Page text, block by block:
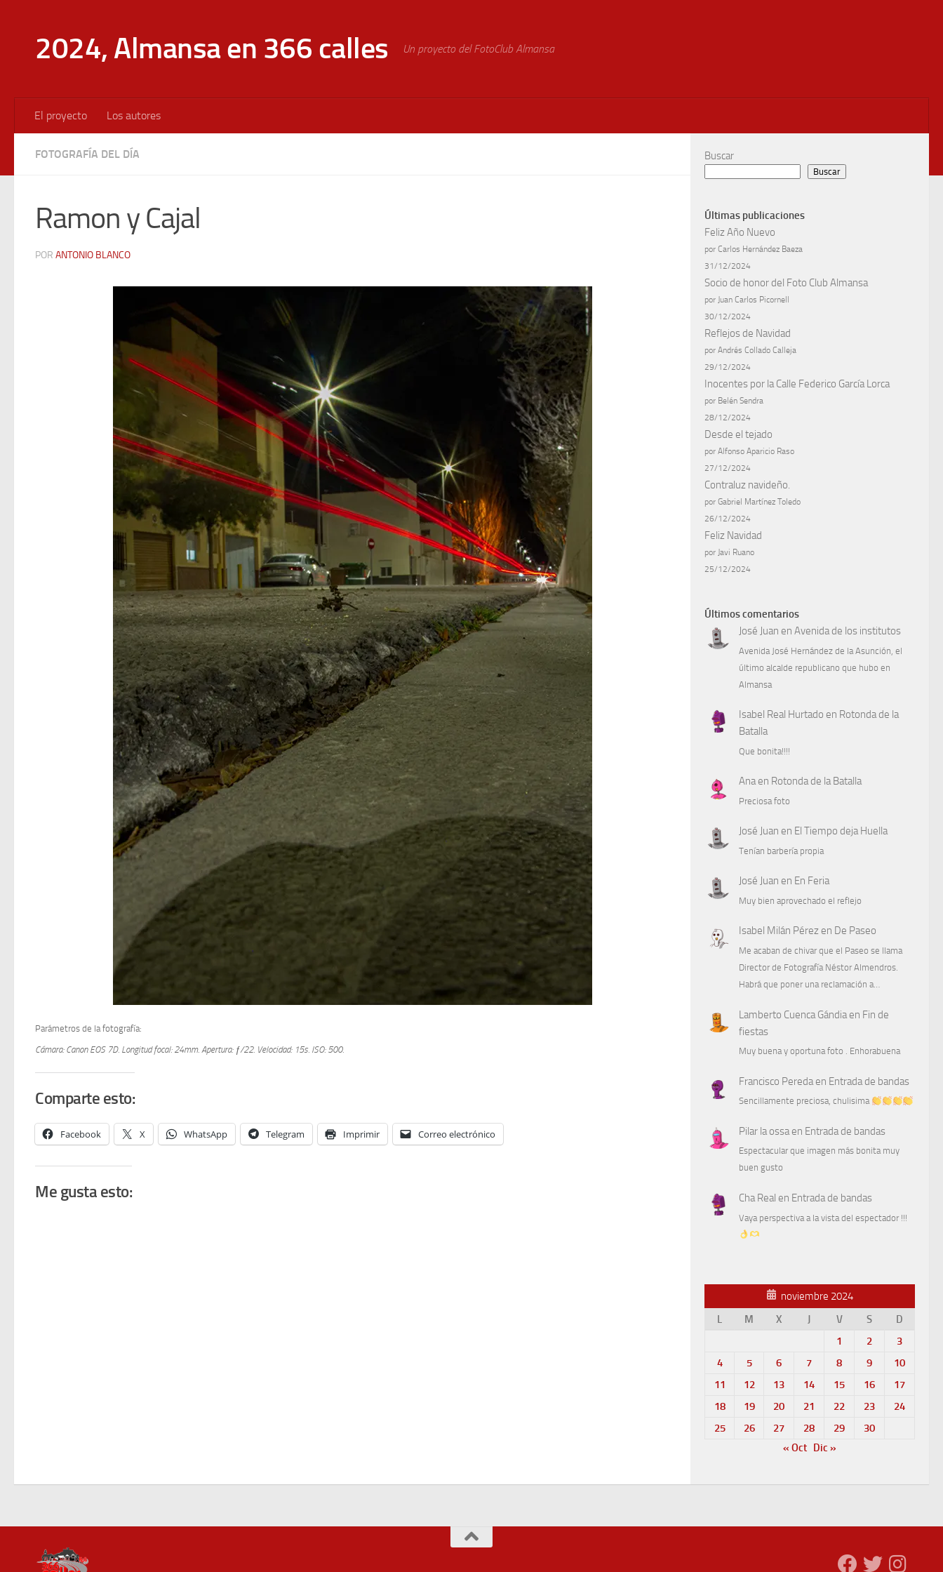
2024, Almansa en 366 calles Un proyecto del FotoClub Almansa
El proyecto Los autores
FOTOGRAFÍA DEL DÍA
Ramon y Cajal
POR ANTONIO BLANCO
Parámetros de la fotografía:
Cámara: Canon EOS 7D. Longitud focal: 24mm. Apertura: ƒ/22. Velocidad: 15s. ISO: 500.
Comparte esto:
Facebook X WhatsApp Telegram Imprimir Correo electrónico
Me gusta esto:
Buscar
Buscar
Últimas publicaciones
Feliz Año Nuevo
por Carlos Hernández Baeza
31/12/2024
Socio de honor del Foto Club Almansa
por Juan Carlos Picornell
30/12/2024
Reflejos de Navidad
por Andrés Collado Calleja
29/12/2024
Inocentes por la Calle Federico García Lorca
por Belén Sendra
28/12/2024
Desde el tejado
por Alfonso Aparicio Raso
27/12/2024
Contraluz navideño.
por Gabriel Martínez Toledo
26/12/2024
Feliz Navidad
por Javi Ruano
25/12/2024
Últimos comentarios
José Juan en Avenida de los institutos
Avenida José Hernández de la Asunción, el
último alcalde republicano que hubo en
Almansa
Isabel Real Hurtado en Rotonda de la
Batalla
Que bonita!!!!
Anaen Rotonda de la Batalla
Preciosa foto
José Juan en El Tiempo deja Huella
Tenían barbería propia
José Juan en En Feria
Muy bien aprovechado el reflejo
Isabel Milán Pérezen De Paseo
Me acaban de chivar que el Paseo se llama
Director de Fotografía Néstor Almendros.
Habrá que poner una reclamación a…
Lamberto Cuenca Gándiaen Fin de
fiestas
Muy buena y oportuna foto . Enhorabuena
Francisco Peredaen Entrada de bandas
Sencillamente preciosa, chulisima
Pilar la ossaen Entrada de bandas
Espectacular que imagen más bonita muy
buen gusto
Cha Real en Entrada de bandas
Vaya perspectiva a la vista del espectador !!!
noviembre 2024
L
M X J V S
D
1
2
3
4
5 6 7 8 9
10
11
12 13 14 15 16
17
18
19 20 21 22 23
24
25
26 27 28 29
30
« Oct Dic »